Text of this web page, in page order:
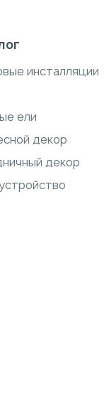
инсталляции
ели
декор
декор